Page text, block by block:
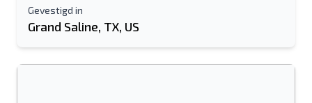
Mobiel
Gevestigd in
Grand Saline, TX, US
Je volledige naam